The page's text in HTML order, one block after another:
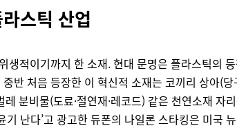
스틱 산업
생적이기까지 한 소재. 현대 문명은 플라스틱의
반 처음 등장한 이 혁신적 소재는 코끼리 상아(당
분비물(도료·절연재·레코드) 같은 천연소재 자
기 난다’고 광고한 듀폰의 나일론 스타킹은 미국